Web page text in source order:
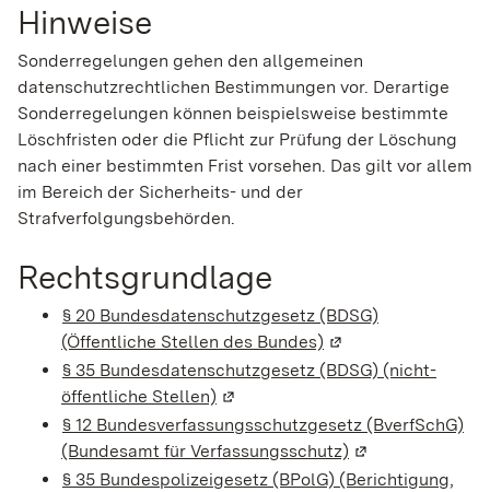
Hinweise
Sonderregelungen gehen den allgemeinen
datenschutzrechtlichen Bestimmungen vor. Derartige
Sonderregelungen können beispielsweise bestimmte
Löschfristen oder die Pflicht zur Prüfung der Löschung
nach einer bestimmten Frist vorsehen. Das gilt vor allem
im Bereich der Sicherheits- und der
Strafverfolgungsbehörden.
Rechtsgrundlage
§ 20 Bundesdatenschutzgesetz (BDSG)
(Öffentliche Stellen des Bundes) (Wird in einem
§ 35 Bundesdatenschutzgesetz (BDSG) (nicht-
öffentliche Stellen) (Wird in einem neuen Fenster
§ 12 Bundesverfassungsschutzgesetz (BverfSchG)
(Bundesamt für Verfassungsschutz) (Wird in einem
§ 35 Bundespolizeigesetz (BPolG) (Berichtigung,